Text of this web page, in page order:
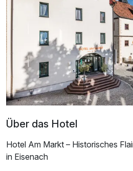
Einzelzimmer
1 Erwachsenen und 1 Kind
Über das Hotel
Hotel Am Markt – Historisches
in Eisenach